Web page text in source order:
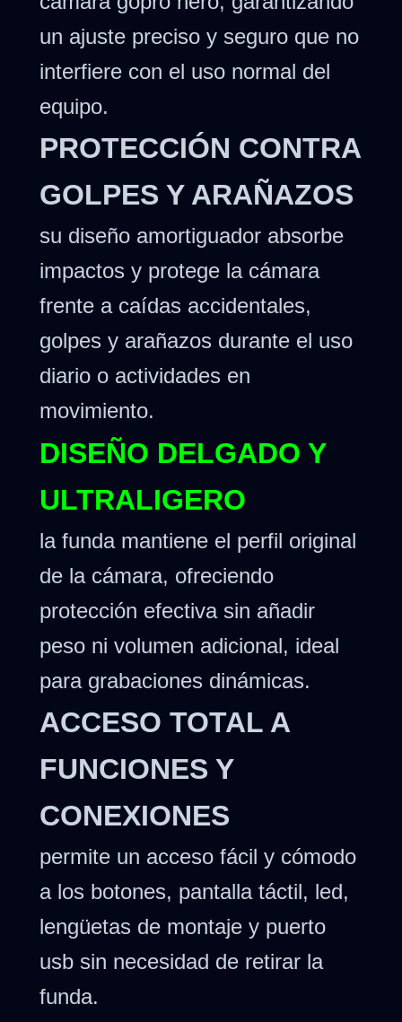
un ajuste preciso y seguro que no
interfiere con el uso normal del
equipo.
PROTECCIÓN CONTRA
GOLPES Y ARAÑAZOS
su diseño amortiguador absorbe
impactos y protege la cámara
frente a caídas accidentales,
golpes y arañazos durante el uso
diario o actividades en
movimiento.
DISEÑO DELGADO Y
ULTRALIGERO
la funda mantiene el perfil original
de la cámara, ofreciendo
protección efectiva sin añadir
peso ni volumen adicional, ideal
para grabaciones dinámicas.
ACCESO TOTAL A
FUNCIONES Y
CONEXIONES
permite un acceso fácil y cómodo
a los botones, pantalla táctil, led,
lengüetas de montaje y puerto
usb sin necesidad de retirar la
funda.